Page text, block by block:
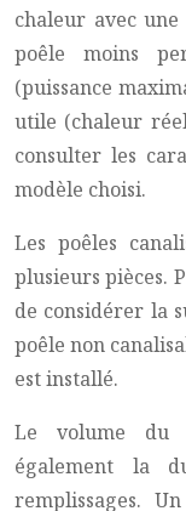
chaleur avec
poêle moins
(puissance
utile (chaleur
consulter les
modèle choisi.
Les poêles
plusieurs pièces.
de considérer la
poêle non
est installé.
Le volume du
également la
remplissages.